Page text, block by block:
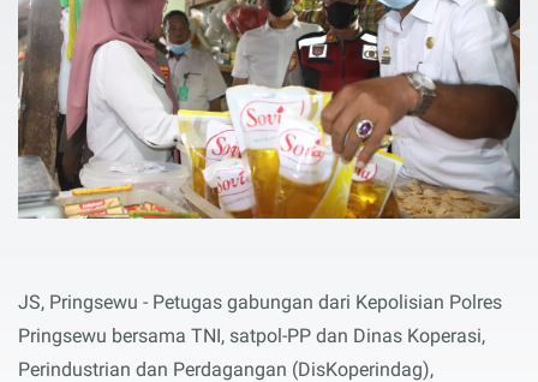
JS, Pringsewu - Petugas gabungan dari Kepolisian Polres
Pringsewu bersama TNI, satpol-PP dan Dinas Koperasi,
Perindustrian dan Perdagangan (DisKoperindag),